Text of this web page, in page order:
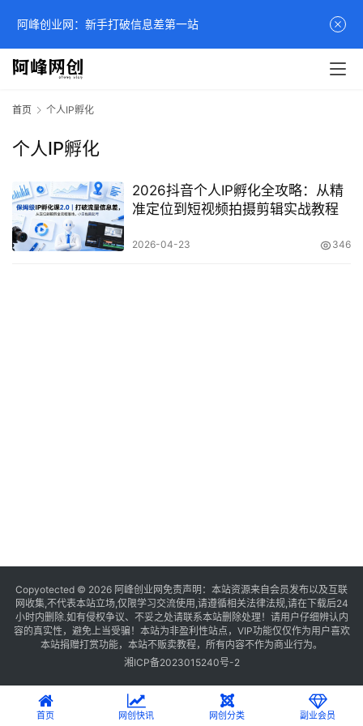
首页 个人IP孵化
个人IP孵化
2026抖音个人IP孵化全攻略：从精
准定位到短视频拍摄剪辑实战教程
2026-04-23 346
Copyotected © 2026 阿峰创业网 免责声明：本站资源来自会员发布以及互联
网收集,不代表本站立场,仅限学习交流使用,请遵循相关法律法规,请在下载后24
小时内删除.如有侵权争议、不妥之处请联系本站删除处理！请用户仔细辨认内
容的真实性，避免上当受骗！本站为非盈利性站点，VIP功能仅仅作为用户喜欢
本站捐赠打赏功能，本站不贩卖教程，所有内容不作为商业行为。
湘ICP备2023015240号-2
首页 网创快讯 网创分类 副业会员
阿峰创业网：新手打破信息差第一站